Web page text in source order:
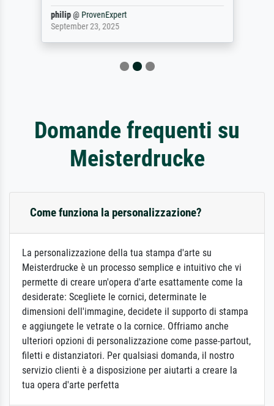
philip@ ProvenExpert
September 23, 2025
Domande frequenti su
Meisterdrucke
Come funziona la personalizzazione?
La personalizzazione della tua stampa d'arte su
Meisterdrucke è un processo semplice e intuitivo che vi
permette di creare un'opera d'arte esattamente come la
desiderate: Scegliete le cornici, determinate le
dimensioni dell'immagine, decidete il supporto di stampa
e aggiungete le vetrate o la cornice. Offriamo anche
ulteriori opzioni di personalizzazione come passe-partout,
filetti e distanziatori. Per qualsiasi domanda, il nostro
servizio clienti è a disposizione per aiutarti a creare la
tua opera d'arte perfetta